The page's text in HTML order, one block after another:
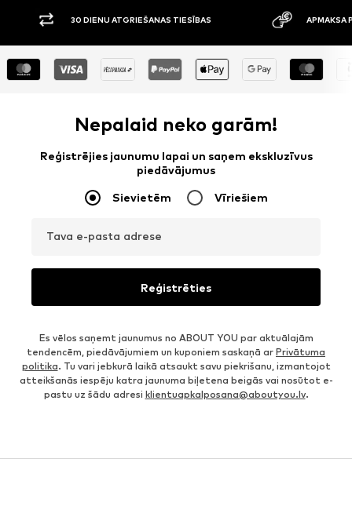
30 DIENU ATGRIEŠANAS TIESĪBAS APMAKSA
Nepalaid neko garām!
Reģistrējies jaunumu lapai un saņem ekskluzīvus
piedāvājumus
Sievietēm Vīriešiem
Tava e-pasta adrese
Reģistrēties
Es vēlos saņemt jaunumus no ABOUT YOU par aktuālajām
tendencēm, piedāvājumiem un kuponiem saskaņā ar Privātuma
politika. Tu vari jebkurā laikā atsaukt savu piekrišanu, izmantojot
atteikšanās iespēju katra jaunuma biļetena beigās vai nosūtot e-
pastu uz šādu adresi klientuapkalposana@aboutyou.lv.